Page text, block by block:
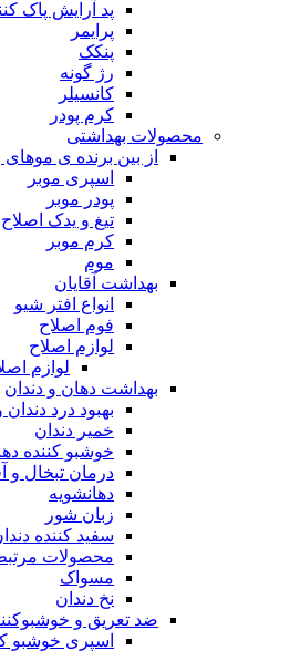
پد آرایش پاک
پرایمر
پنکک
رژ گونه
کانسیلر
کرم پودر
محصولات بهداشتی
از بین برنده ی موهای
اسپری موبر
پودر موبر
تیغ و یدک اصلاح
کرم موبر
موم
بهداشت آقایان
انواع افتر شیو
فوم اصلاح
لوازم اصلاح
لوازم
بهداشت دهان و دندان
بهبود درد دندان
خمیر دندان
خوشبو کننده
درمان تبخال و
دهانشویه
زبان شور
سفید کننده
محصولات
مسواک
نخ دندان
ضد تعریق و
اسپری خوشبو